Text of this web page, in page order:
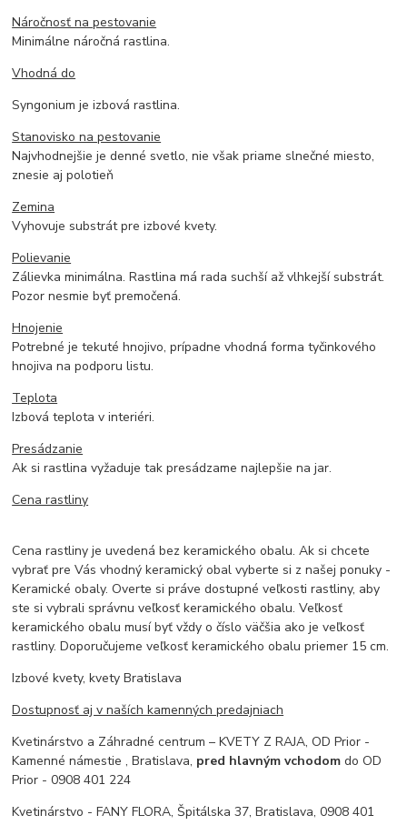
Náročnosť na pestovanie
Minimálne náročná rastlina.
Vhodná do
Syngonium je izbová rastlina.
Stanovisko na pestovanie
Najvhodnejšie je denné svetlo, nie však priame slnečné miesto,
znesie aj polotieň
Zemina
Vyhovuje substrát pre izbové kvety.
Polievanie
Zálievka minimálna. Rastlina má rada suchší až vlhkejší substrát.
Pozor nesmie byť premočená.
Hnojenie
Potrebné je tekuté hnojivo, prípadne vhodná forma tyčinkového
hnojiva na podporu listu.
Teplota
Izbová teplota v interiéri.
Presádzanie
Ak si rastlina vyžaduje tak presádzame najlepšie na jar.
Cena rastliny
Cena rastliny je uvedená bez keramického obalu. Ak si chcete
vybrať pre Vás vhodný keramický obal vyberte si z našej ponuky -
Keramické obaly. Overte si práve dostupné veľkosti rastliny, aby
ste si vybrali správnu veľkosť keramického obalu. Veľkosť
keramického obalu musí byť vždy o číslo väčšia ako je veľkosť
rastliny. Doporučujeme veľkosť keramického obalu priemer 15 cm.
Izbové kvety, kvety Bratislava
Dostupnosť aj v naších kamenných predajniach
Kvetinárstvo a Záhradné centrum – KVETY Z RAJA, OD Prior -
Kamenné námestie , Bratislava, pred hlavným vchodom do OD
Prior - 0908 401 224
Kvetinárstvo - FANY FLORA, Špitálska 37, Bratislava, 0908 401